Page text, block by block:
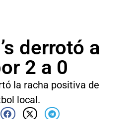
derrotó a
2 a 0
la racha positiva de
local.